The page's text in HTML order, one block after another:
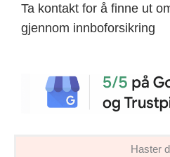
Ta kontakt for å finne ut
gjennom innboforsikring
Haster